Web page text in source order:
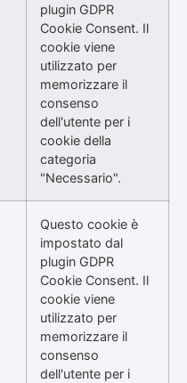
plugin GDPR
Cookie Consent. Il
cookie viene
utilizzato per
memorizzare il
consenso
dell'utente per i
cookie della
categoria
"Necessario".
Questo cookie è
impostato dal
plugin GDPR
Cookie Consent. Il
cookie viene
utilizzato per
memorizzare il
consenso
dell'utente per i